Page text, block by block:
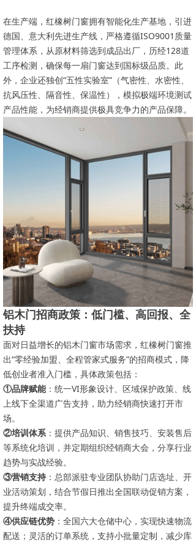
在生产端，红橡树门窗拥有智能化生产基地，引进
德国、意大利先进生产线，严格遵循ISO9001质量
管理体系，从原材料筛选到成品出厂，历经128道
工序检测，确保每一扇门窗达到国标级品质。此
外，企业还独创“五性实验室”（气密性、水密性、
抗风压性、隔音性、保温性），模拟极端环境测试
产品性能，为经销商提供极具竞争力的产品保障。
铝木门招商政策：低门槛、高回报、全
扶持
面对日益增长的铝木门窗市场需求，红橡树门窗推
出“零经验加盟、全程管家式服务”的招商模式，降
低创业者准入门槛，具体政策包括：
①品牌赋能：统一VI形象设计、区域保护政策、线
上线下全渠道广告支持，助力经销商快速打开市
场。
②培训体系 ：提供产品知识、销售技巧、安装售后
等系统化培训，并定期组织经销商大会，分享行业
趋势与实战经验。
③营销支持 ：总部派驻专业团队协助门店选址、开
业活动策划，结合节假日推出全国联动促销方案，
提升终端成交率。
④供应链优势 ：全国六大仓储中心，实现快速物流
配送；灵活的订单系统，支持小批量定制，减少库